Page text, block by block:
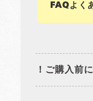
FAQよく
！ご購入前